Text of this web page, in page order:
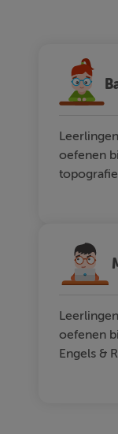
oefenen
oefenen
Engels &